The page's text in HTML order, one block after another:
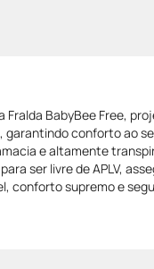
Fralda BabyBee Free,
conforto ao
e altamente
ser livre de APLV,
conforto supremo e